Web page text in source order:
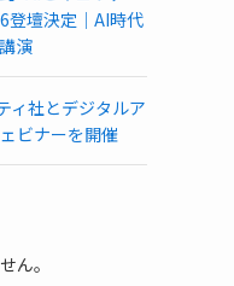
登壇決定｜AI時代
演
ィ社とデジタルア
ビナーを開催
ん。